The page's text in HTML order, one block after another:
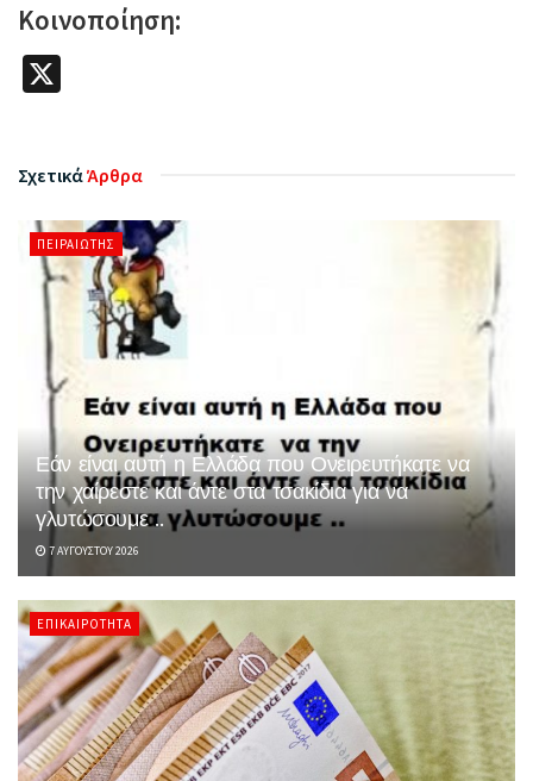
Κοινοποίηση:
ΣχετικάΆρθρα
ΠΕΙΡΑΙΏΤΗΣ
Εάν είναι αυτή η Ελλάδα που Ονειρευτήκατε να
την χαίρεστε και άντε στα τσακίδια για να
γλυτώσουμε ..
7 ΑΥΓΟΎΣΤΟΥ 2026
ΕΠΙΚΑΙΡΌΤΗΤΑ